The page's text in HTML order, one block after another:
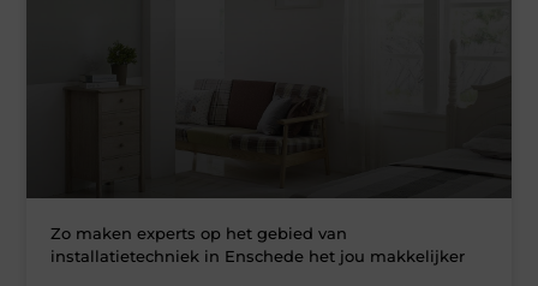
Zo maken experts op het gebied van
installatietechniek in Enschede het jou makkelijker